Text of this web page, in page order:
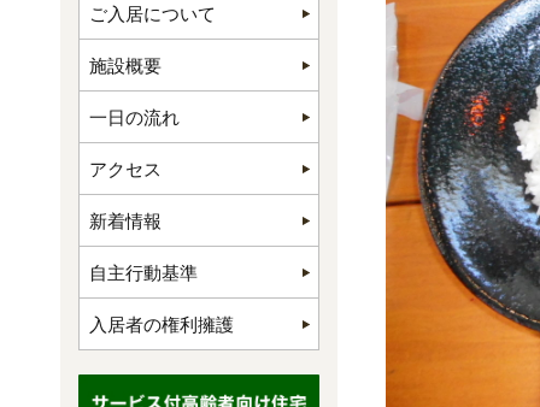
ご入居について
施設概要
一日の流れ
アクセス
新着情報
自主行動基準
入居者の権利擁護